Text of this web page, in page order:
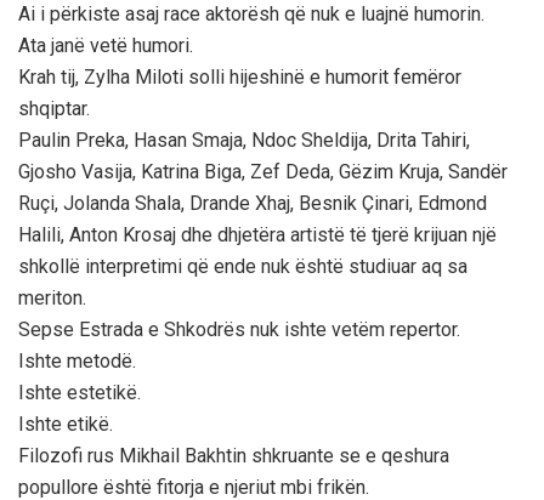
Ai i përkiste asaj race aktorësh që nuk e luajnë humorin.
Ata janë vetë humori.
Krah tij, Zylha Miloti solli hijeshinë e humorit femëror
shqiptar.
Paulin Preka, Hasan Smaja, Ndoc Sheldija, Drita Tahiri,
Gjosho Vasija, Katrina Biga, Zef Deda, Gëzim Kruja, Sandër
Ruçi, Jolanda Shala, Drande Xhaj, Besnik Çinari, Edmond
Halili, Anton Krosaj dhe dhjetëra artistë të tjerë krijuan një
shkollë interpretimi që ende nuk është studiuar aq sa
meriton.
Sepse Estrada e Shkodrës nuk ishte vetëm repertor.
Ishte metodë.
Ishte estetikë.
Ishte etikë.
Filozofi rus Mikhail Bakhtin shkruante se e qeshura
popullore është fitorja e njeriut mbi frikën.